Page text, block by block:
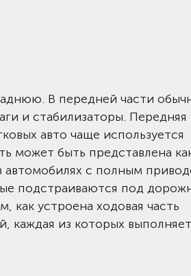
В передней части
и стабилизаторы. Передняя
авто чаще используется
может быть представлена
с полным
подстраиваются под
как устроена ходовая часть
каждая из которых